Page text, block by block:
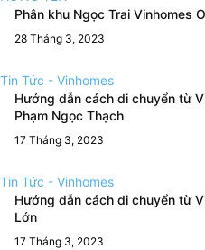
Phân khu Ngọc Trai Vinhomes
28 Tháng 3, 2023
Tin Tức - Vinhomes
Hướng dẫn cách di chuyển từ
Phạm Ngọc Thạch
17 Tháng 3, 2023
Tin Tức - Vinhomes
Hướng dẫn cách di chuyển từ
Lớn
17 Tháng 3, 2023